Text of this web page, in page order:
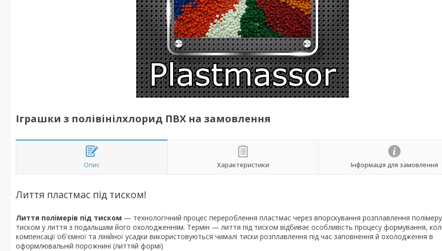
Іграшки з полівінілхлорид ПВХ на замовлення
Опис Характеристики Інформація для замовлення
Лиття пластмас під тиском!
Лиття полімерів під тиском — технологічний процес перероблення пластмас через впорскування розплавлення полімеру
тиском у лиття з подальшим його охолодженням. Термін — лиття під тиском відбиває особливість процесу формування,
компенсації об'ємної та лінійної усадки використовуються чималі тиски розплавлення під час заповнення й охолодження в
оформлювальній порожнині (литтяй формі)